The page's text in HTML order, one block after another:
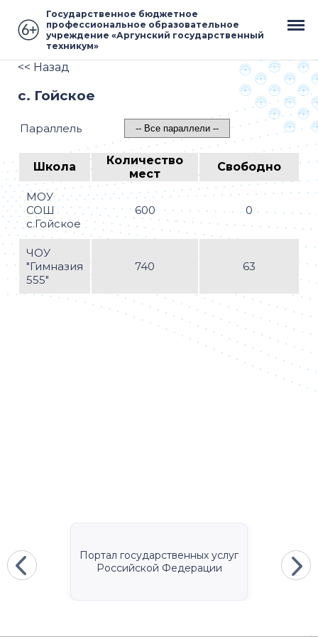
Государственное бюджетное
профессиональное образовательное
учреждение «Аргунский государственный
техникум»
<< Назад
с. Гойское
Параллель
Школа
Количество
мест
Свободно
МОУ
СОШ
с.Гойское
600 0
ЧОУ
"Гимназия
555"
740 63
Портал государственных услуг
Российской Федерации